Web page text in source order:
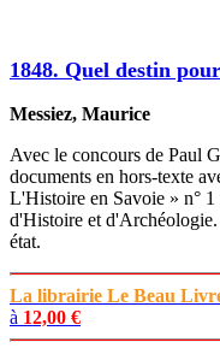
1848. Quel destin
Messiez, Maurice
Avec le concours de Paul
documents en hors-texte
L'Histoire en Savoie » n°
d'Histoire et
état.
La librairie Le Beau
à 12,00 €